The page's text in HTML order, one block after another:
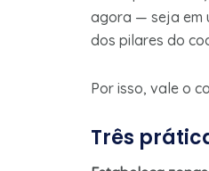
agora — seja em
dos pilares do
Por isso, vale o
Três